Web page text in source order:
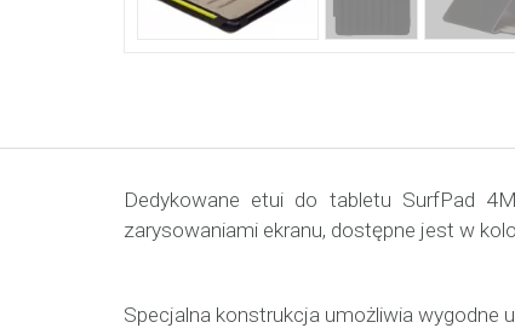
Dedykowane etui do tabletu SurfPad
zarysowaniami ekranu, dostępne jest w
Specjalna konstrukcja umożliwia wygodne